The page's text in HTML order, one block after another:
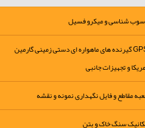
شناسی و میکرو فسیل
GPS گیرنده های ماهواره ای دستی زمینی گارمین
و تجهیزات جانبی
مقاطع و فایل نگهداری نمونه و نقشه
سنگ خاک و بتن